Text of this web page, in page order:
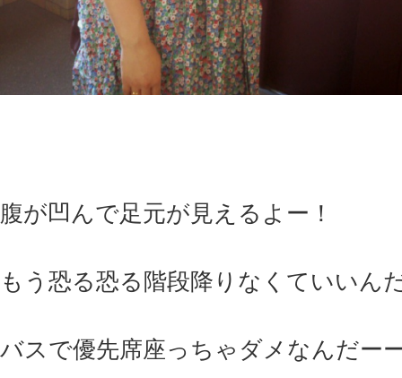
腹が凹んで足元が見えるよー！
もう恐る恐る階段降りなくていいん
バスで優先席座っちゃダメなんだー